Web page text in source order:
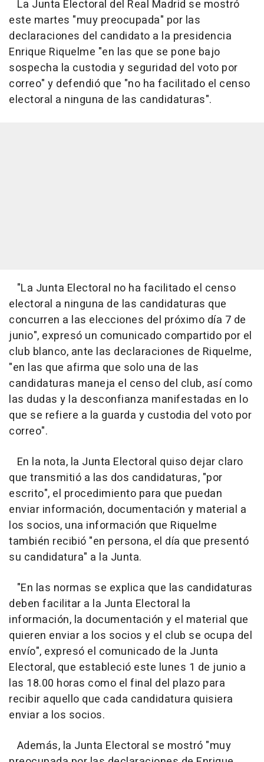
La Junta Electoral del Real Madrid se mostró
este martes "muy preocupada" por las
declaraciones del candidato a la presidencia
Enrique Riquelme "en las que se pone bajo
sospecha la custodia y seguridad del voto por
correo" y defendió que "no ha facilitado el censo
electoral a ninguna de las candidaturas".
"La Junta Electoral no ha facilitado el censo
electoral a ninguna de las candidaturas que
concurren a las elecciones del próximo día 7 de
junio", expresó un comunicado compartido por el
club blanco, ante las declaraciones de Riquelme,
"en las que afirma que solo una de las
candidaturas maneja el censo del club, así como
las dudas y la desconfianza manifestadas en lo
que se refiere a la guarda y custodia del voto por
correo".
En la nota, la Junta Electoral quiso dejar claro
que transmitió a las dos candidaturas, "por
escrito", el procedimiento para que puedan
enviar información, documentación y material a
los socios, una información que Riquelme
también recibió "en persona, el día que presentó
su candidatura" a la Junta.
"En las normas se explica que las candidaturas
deben facilitar a la Junta Electoral la
información, la documentación y el material que
quieren enviar a los socios y el club se ocupa del
envío", expresó el comunicado de la Junta
Electoral, que estableció este lunes 1 de junio a
las 18.00 horas como el final del plazo para
recibir aquello que cada candidatura quisiera
enviar a los socios.
Además, la Junta Electoral se mostró "muy